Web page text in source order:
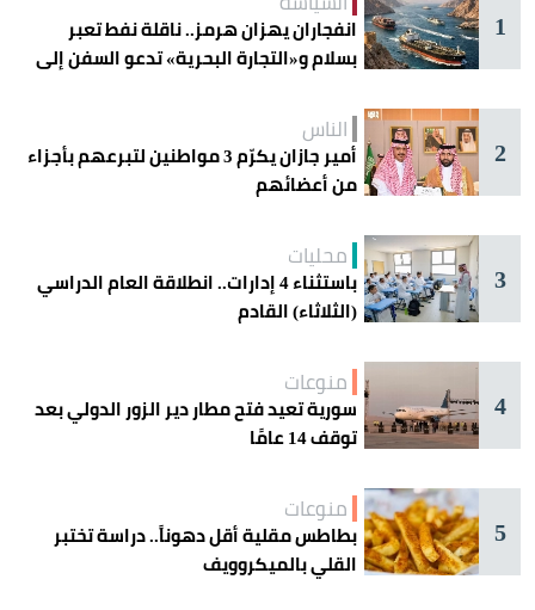
1
انفجاران يهزان هرمز.. ناقلة نفط تعبر
بسلام و«التجارة البحرية» تدعو السفن إلى
2
الناس
أمير جازان يكرّم 3 مواطنين لتبرعهم بأجزاء
من أعضائهم
3
محليات
باستثناء 4 إدارات.. انطلاقة العام الدراسي
(الثلاثاء) القادم
4
منوعات
سورية تعيد فتح مطار دير الزور الدولي بعد
توقف 14 عامًا
5
منوعات
بطاطس مقلية أقل دهوناً.. دراسة تختبر
القلي بالميكروويف